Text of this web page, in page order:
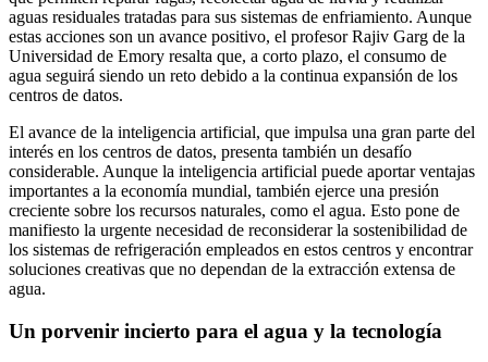
aguas residuales tratadas para sus sistemas de enfriamiento. Aunque
estas acciones son un avance positivo, el profesor Rajiv Garg de la
Universidad de Emory resalta que, a corto plazo, el consumo de
agua seguirá siendo un reto debido a la continua expansión de los
centros de datos.
El avance de la inteligencia artificial, que impulsa una gran parte del
interés en los centros de datos, presenta también un desafío
considerable. Aunque la inteligencia artificial puede aportar ventajas
importantes a la economía mundial, también ejerce una presión
creciente sobre los recursos naturales, como el agua. Esto pone de
manifiesto la urgente necesidad de reconsiderar la sostenibilidad de
los sistemas de refrigeración empleados en estos centros y encontrar
soluciones creativas que no dependan de la extracción extensa de
agua.
Un porvenir incierto para el agua y la tecnología